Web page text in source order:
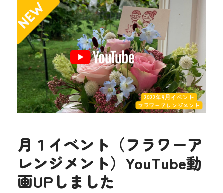
月１イベント（フラワーア
レンジメント）YouTube動
画UPしました